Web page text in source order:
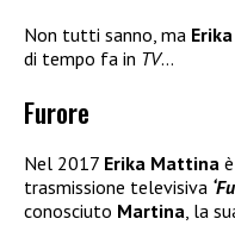
Non tutti sanno, ma
di tempo fa in TV…
Furore
Nel 2017 Erika Mattina
trasmissione televisiva
conosciuto Martina, la